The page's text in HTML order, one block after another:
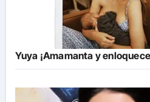
Yuya ¡Amamanta y